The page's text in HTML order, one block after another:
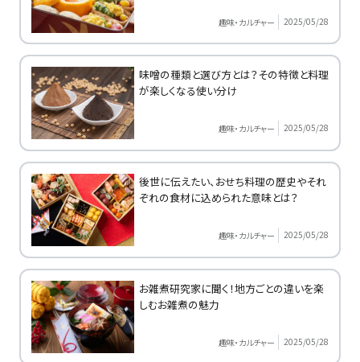
趣味・カルチャー 2025/05/28
味噌の種類と選び方とは？その特徴と料理
が楽しくなる使い分け
趣味・カルチャー 2025/05/28
後世に伝えたい、おせち料理の歴史やそれ
ぞれの食材に込められた意味とは？
趣味・カルチャー 2025/05/28
お雑煮研究家に聞く！地方ごとの違いを楽
しむお雑煮の魅力
趣味・カルチャー 2025/05/28